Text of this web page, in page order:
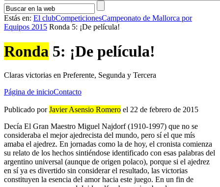
Estás en: El clubCompeticionesCampeonato de Mallorca por
Equipos 2015 Ronda 5: ¡De pelí­cula!
Ronda 5: ¡De pelí­cula!
Claras victorias en Preferente, Segunda y Tercera
Página de inicioContacto
Publicado porJavier Asensio Romero el 22 de febrero de 2015
Decí­a El Gran Maestro Miguel Najdorf (1910-1997) que no se
consideraba el mejor ajedrecista del mundo, pero sí­ el que mís
amaba el ajedrez. En jornadas como la de hoy, el cronista comienza
su relato de los hechos sintiéndose identificado con esas palabras del
argentino universal (aunque de origen polaco), porque si el ajedrez
en sí­ ya es divertido sin considerar el resultado, las victorias
constituyen la esencia del amor hacia este juego. En un fin de